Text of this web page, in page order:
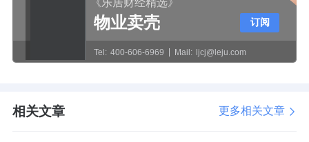
《乐居财经精选》
物业卖壳
Tel: 400-606-6969 Mail: ljcj@leju.com
订阅
相关文章 更多相关文章